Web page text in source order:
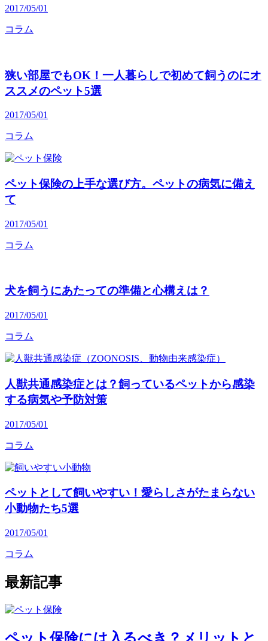
2017/05/01
コラム
狭い部屋でもOK！一人暮らしで初めて飼うのにオ
ススメのペット5選
2017/05/01
コラム
ペット保険の上手な選び方。ペットの病気に備え
て
2017/05/01
コラム
犬を飼うにあたっての準備と心構えは？
2017/05/01
コラム
人獣共通感染症とは？飼っているペットから感染
する病気や予防対策
2017/05/01
コラム
ペットとして飼いやすい！愛らしさがたまらない
小動物たち5選
2017/05/01
コラム
最新記事
ペット保険には入るべき？メリットと